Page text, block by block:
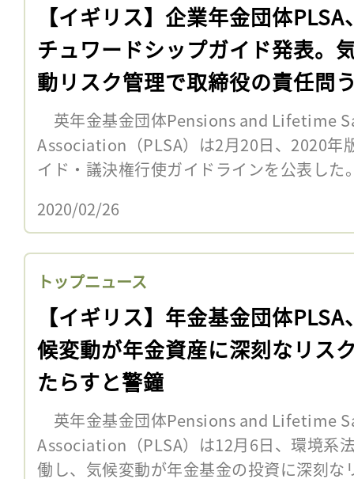
【イギリス】企業年金団体PLSA
チュワードシップガイド発表。
動リスク管理で取締役の責任問
英年金基金団体Pensions and Lifetime
Association（PLSA）は2月20日、2020年
イド・議決権行使ガイドラインを公表し
2020/02/26
トップニュース
【イギリス】年金基金団体PLSA
候変動が年金資産に深刻なリス
たらすと警鐘
英年金基金団体Pensions and Lifetime
Association（PLSA）は12月6日、環境系
働し、気候変動が年金基金の投資に深刻